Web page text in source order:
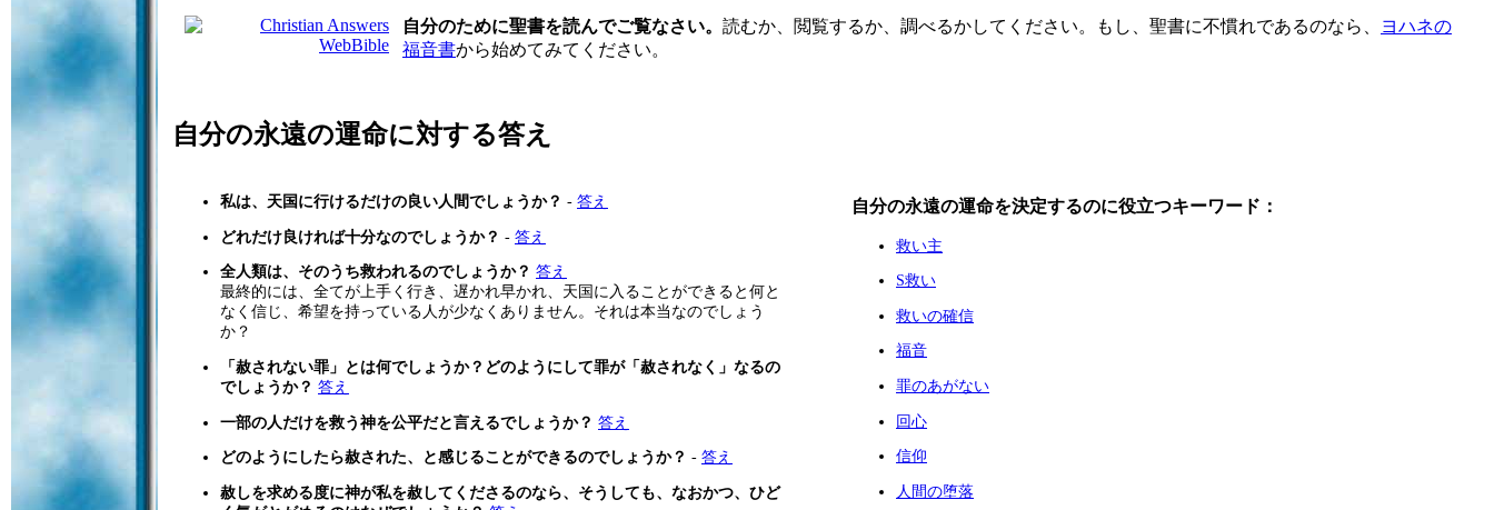
自分のために聖書を読んでご覧なさい。 読むか、閲覧するか、調べるかしてください。もし、聖書に不慣れであるのなら、
ヨハネの
福音書から始めてみてください。
自分の永遠の運命に対する答え
私は、天国に行けるだけの良い人間でしょうか？ - 答え
どれだけ良ければ十分なのでしょうか？ - 答え
全人類は、そのうち救われるのでしょうか？ 答え
最終的には、全てが上手く行き、遅かれ早かれ、天国に入ることができると何と
なく信じ、希望を持っている人が少なくありません。それは本当なのでしょう
か？
「赦されない罪」とは何でしょうか？どのようにして罪が「赦されなく」なるの
でしょうか？ 答え
一部の人だけを救う神を公平だと言えるでしょうか？ 答え
どのようにしたら赦された、と感じることができるのでしょうか？ - 答え
赦しを求める度に神が私を赦してくださるのなら、そうしても、なおかつ、ひど
自分の永遠の運命を決定するのに役立つキーワード：
救い主
S救い
救いの確信
福音
罪のあがない
回心
信仰
人間の堕落